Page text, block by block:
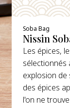
Soba Bag
Nissin
Les épices,
sélectionnés
explosion de
des épices
l'on ne